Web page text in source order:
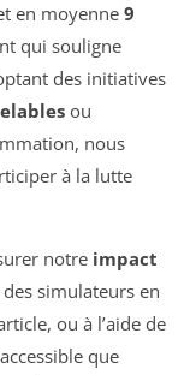
en moyenne 9
qui souligne
des initiatives
ou
nous
à la lutte
notre impact
simulateurs en
ou à l’aide de
que